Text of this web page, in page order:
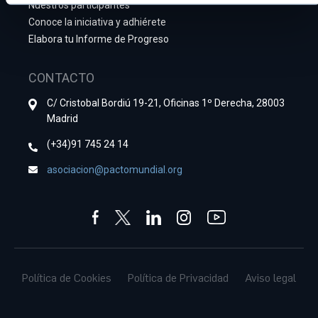
Nuestros participantes
Conoce la iniciativa y adhiérete
Elabora tu Informe de Progreso
CONTACTO
C/ Cristobal Bordiú 19-21, Oficinas 1º Derecha, 28003
Madrid
(+34)91 745 24 14
asociacion@pactomundial.org
Política de Cookies Política de Privacidad Aviso legal